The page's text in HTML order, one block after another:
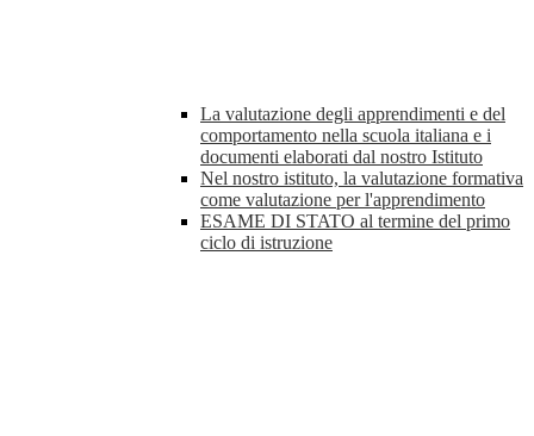
La valutazione degli apprendimenti e del
comportamento nella scuola italiana e i
documenti elaborati dal nostro Istituto
Nel nostro istituto, la valutazione formativa
come valutazione per l'apprendimento
ESAME DI STATO al termine del primo
ciclo di istruzione